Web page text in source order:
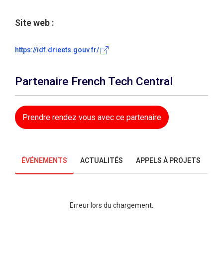
Site web :
https://idf.drieets.gouv.fr/
Partenaire French Tech Central
Prendre rendez vous avec ce partenaire
ÉVÉNEMENTS ACTUALITÉS APPELS À PROJETS
Erreur lors du chargement.